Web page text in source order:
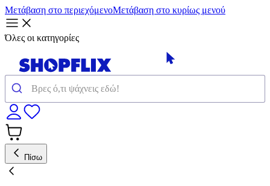
Μετάβαση στο περιεχόμενοΜετάβαση στο κυρίως μενού
Όλες οι κατηγορίες
Πίσω